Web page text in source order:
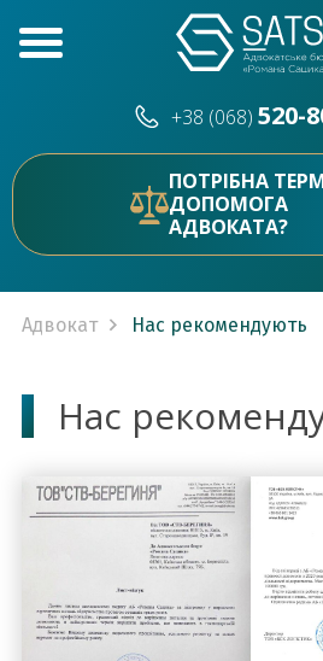
+38 (068) 520-
520-
ПОТРІБНА
ДОПОМОГА
АДВОКАТА?
Адвокат Нас рекомендують
Нас